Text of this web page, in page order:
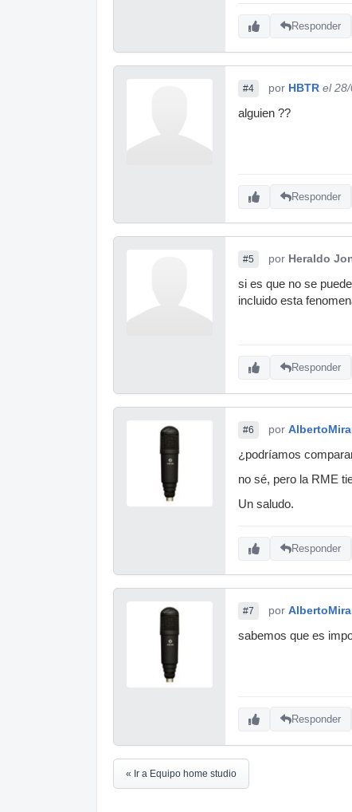
Responder
#4 por HBTR el
alguien ??
Responder
#5 por Heraldo
si es que no se
incluido esta
Responder
#6 por
¿podríamos
no sé, pero la RME
Un saludo.
Responder
#7 por
sabemos que es
Responder
« Ir a Equipo home studio